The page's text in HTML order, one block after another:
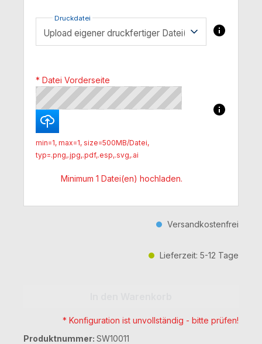
Druckdatei
* Datei Vorderseite
min=1, max=1, size=500MB/Datei,
typ=.png,.jpg,.pdf,.esp,.svg,.ai
Minimum 1 Datei(en) hochladen.
Versandkostenfrei
Lieferzeit: 5-12 Tage
* Konfiguration ist unvollständig - bitte prüfen!
Produktnummer: SW10011